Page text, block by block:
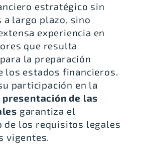
estratégico sin
a largo plazo, sino
experiencia en
que resulta
la preparación
los estados financieros.
participación en la
presentación de las
garantiza el
de los requisitos legales
vigentes.